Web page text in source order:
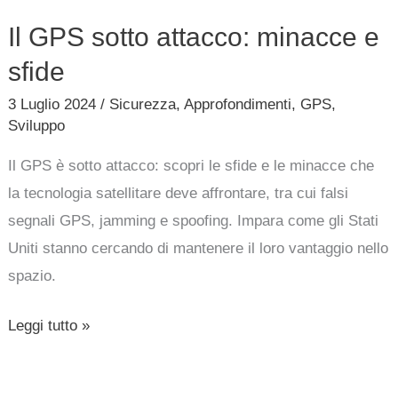
Il GPS sotto attacco: minacce e
sfide
3 Luglio 2024/ Sicurezza,Approfondimenti, GPS,
Sviluppo
Il GPS è sotto attacco: scopri le sfide e le minacce che
la tecnologia satellitare deve affrontare, tra cui falsi
segnali GPS, jamming e spoofing. Impara come gli Stati
Uniti stanno cercando di mantenere il loro vantaggio nello
spazio.
Leggi tutto »